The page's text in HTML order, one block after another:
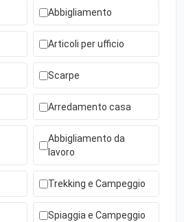
Abbigliamento
Articoli per ufficio
Scarpe
Arredamento casa
Abbigliamento da
lavoro
Trekking e Campeggio
Spiaggia e Campeggio